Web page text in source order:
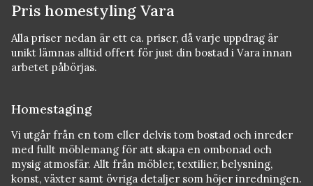
Pris homestyling Vara
Alla priser nedan är ett ca. priser, då varje uppdrag är
unikt lämnas alltid offert för just din bostad i Vara innan
arbetet påbörjas.
Homestaging
Vi utgår från en tom eller delvis tom bostad och inreder
med fullt möblemang för att skapa en ombonad och
mysig atmosfär. Allt från möbler, textilier, belysning,
konst, växter samt övriga detaljer som höjer inredningen.